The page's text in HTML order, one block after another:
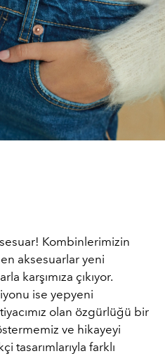
Kombinlerimizin
aksesuarlar yeni
karşımıza çıkıyor.
ise yepyeni
olan özgürlüğü bir
ve hikayeyi
tasarımlarıyla farklı